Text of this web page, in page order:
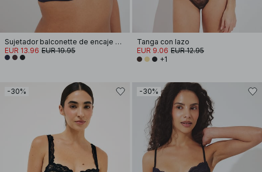
Sujetador balconette de encaje con tirantes anchos
EUR 13.96 EUR 19.95
Tanga con lazo
EUR 9.06 EUR 12.95
+1
-30% -30%